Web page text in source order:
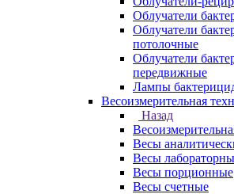
Облучатели
Облучатели
потолочные
Облучатели
передвижные
Лампы
Весоизмерительная
Назад
Весы
Весы
Весы порционные
Весы счетные